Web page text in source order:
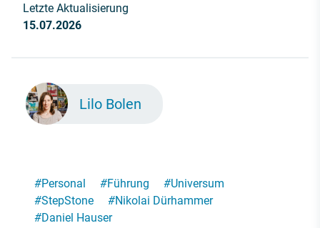
Letzte Aktualisierung
15.07.2026
Lilo Bolen
#Personal #Führung #Universum
#StepStone #Nikolai Dürhammer
#Daniel Hauser